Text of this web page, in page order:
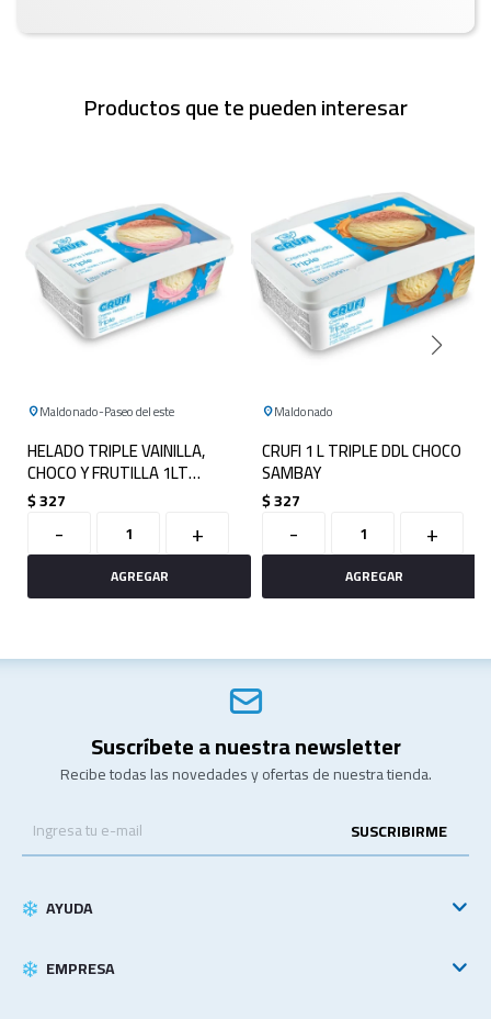
Productos que te pueden interesar
Maldonado Paseo del este
HELADO TRIPLE VAINILLA,
CHOCO Y FRUTILLA 1LT
CRUFI
$327
- +
Maldonado
CRUFI 1 L TRIPLE DDL CHOCO
SAMBAY
$327
- +
Suscríbete a nuestra newsletter
Recibe todas las novedades y ofertas de nuestra tienda.
SUSCRIBIRME
AYUDA
EMPRESA